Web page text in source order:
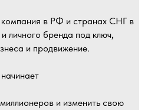
компания в РФ и странах СНГ в
личного бренда под ключ,
и продвижение.
и изменить свою